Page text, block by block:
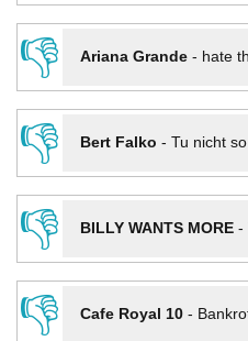
👎
Ariana Grande- hate
👎
Bert Falko - Tu nicht so
👎
BILLY WANTS MORE-
👎
Cafe Royal 10-